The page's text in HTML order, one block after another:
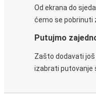
Od ekrana do
ćemo se pobrinuti
Putujmo
Zašto dodavati
izabrati putovanje